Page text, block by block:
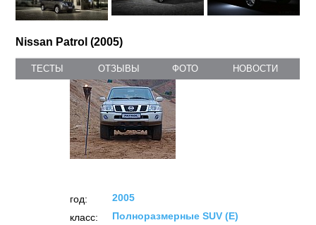
Nissan Patrol (2005)
ТЕСТЫ ОТЗЫВЫ ФОТО НОВОСТИ
год:
2005
класс:
Полноразмерные SUV (E)